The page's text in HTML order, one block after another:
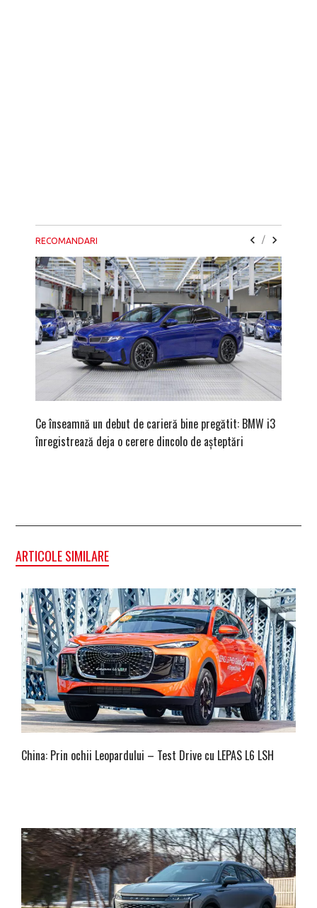
RECOMANDARI /
Ce înseamnă un debut de carieră bine pregătit: BMW i3
înregistrează deja o cerere dincolo de așteptări
ARTICOLE SIMILARE
China: Prin ochii Leopardului – Test Drive cu LEPAS L6 LSH